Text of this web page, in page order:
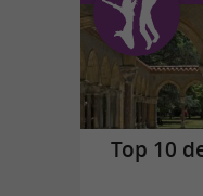
Top 10